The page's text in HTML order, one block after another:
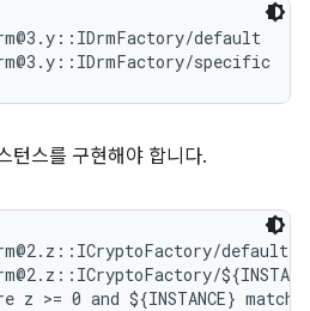
default
턴스를 구현해야 합니다.
z >= 0 and ${INSTANCE}